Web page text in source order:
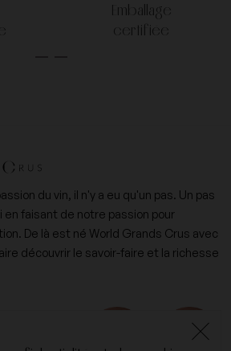
Emballage
certifiée
du vin, il n'y a eu qu'un pas. Un pas
en faisant de notre passion pour
De là est né World Grands Crus avec
découvrir le savoir-faire et la richesse